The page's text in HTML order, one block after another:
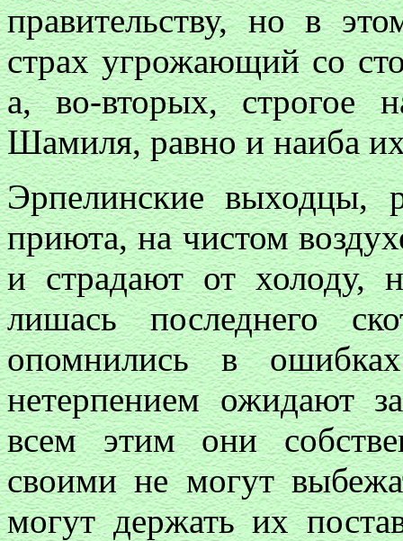
правительству, но в
страх угрожающий со
а, во-вторых, строгое
Шамиля, равно и наиба
Эрпелинские выходцы,
приюта, на чистом
и страдают от холоду,
лишась последнего
опомнились в
нетерпением ожидают
всем этим они
своими не могут
могут держать их